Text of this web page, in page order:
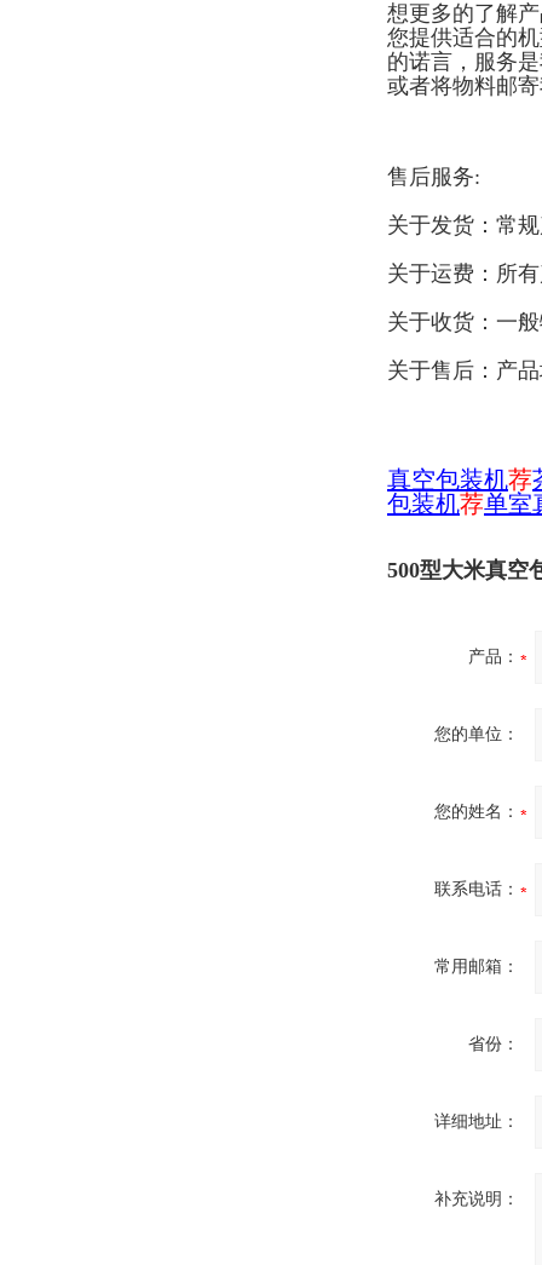
想更多的了解
您提供适合的
的诺言，服务
或者将物料邮
售后服务:
关于发货：常
关于运费：所
关于收货：一
关于售后：产
真空包装机荐
包装机荐单室
500型大米真空
产品：
您的单位：
您的姓名：
联系电话：
常用邮箱：
省份：
详细地址：
补充说明：